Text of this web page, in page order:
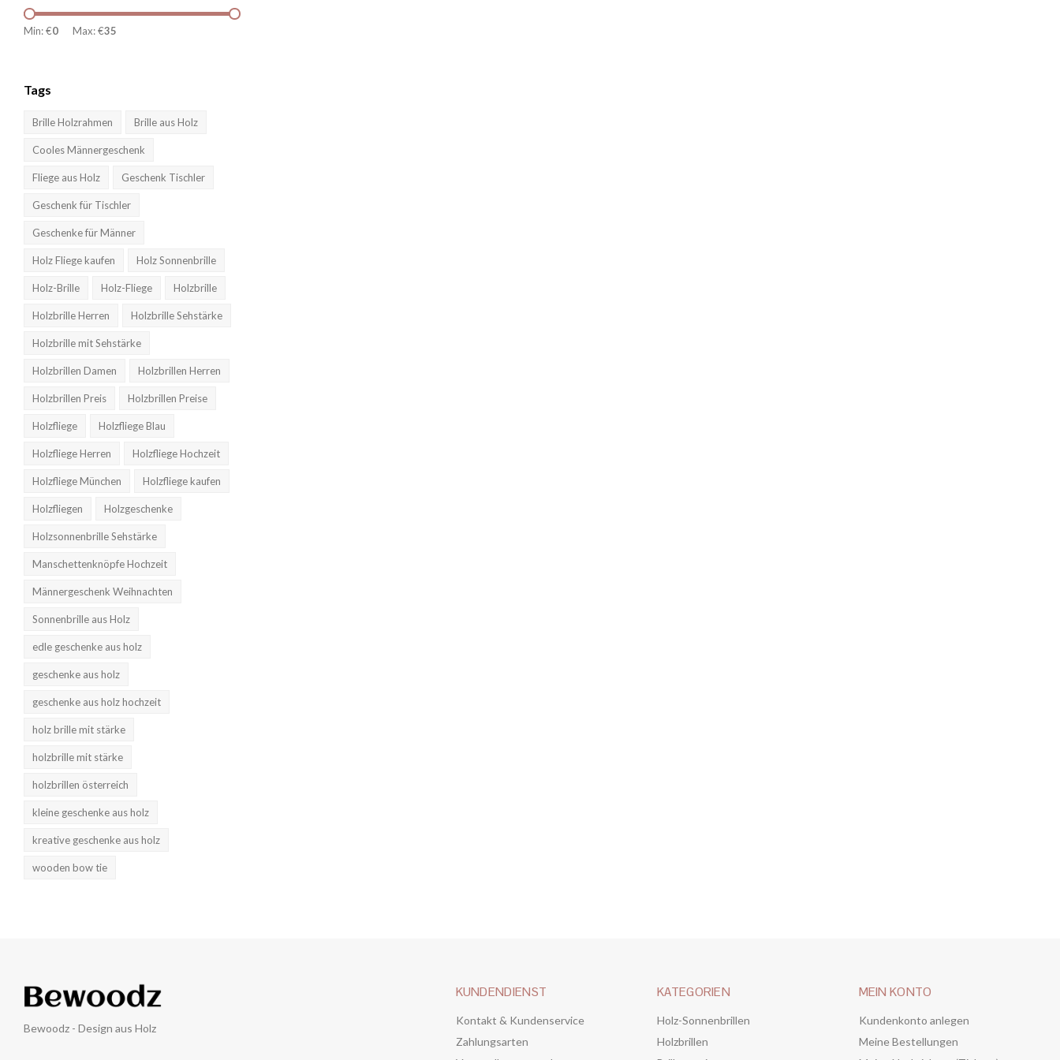
Min: €0 Max: €35
Tags
Brille Holzrahmen Brille aus Holz
Cooles Männergeschenk
Fliege aus Holz Geschenk Tischler
Geschenk für Tischler
Geschenke für Männer
Holz Fliege kaufen Holz Sonnenbrille
Holz-Brille Holz-Fliege Holzbrille
Holzbrille Herren Holzbrille Sehstärke
Holzbrille mit Sehstärke
Holzbrillen Damen Holzbrillen Herren
Holzbrillen Preis Holzbrillen Preise
Holzfliege Holzfliege Blau
Holzfliege Herren Holzfliege Hochzeit
Holzfliege München Holzfliege kaufen
Holzfliegen Holzgeschenke
Holzsonnenbrille Sehstärke
Manschettenknöpfe Hochzeit
Männergeschenk Weihnachten
Sonnenbrille aus Holz
edle geschenke aus holz
geschenke aus holz
geschenke aus holz hochzeit
holz brille mit stärke
holzbrille mit stärke
holzbrillen österreich
kleine geschenke aus holz
kreative geschenke aus holz
wooden bow tie
Bewoodz - Design aus Holz
KUNDENDIENST
Kontakt & Kundenservice
Zahlungsarten
KATEGORIEN
Holz-Sonnenbrillen
Holzbrillen
MEIN KONTO
Kundenkonto anlegen
Meine Bestellungen